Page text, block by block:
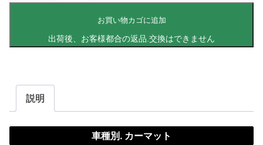
お買い物カゴに追加
説明
車種別. カーマット